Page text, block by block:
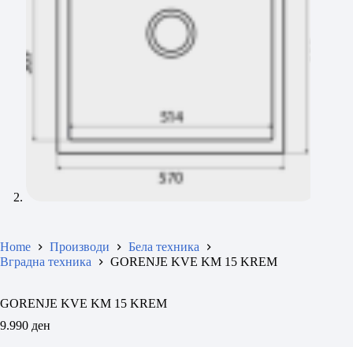
Home Производи
Бела техника
Вградна техника
GORENJE KVE KM 15 KREM
GORENJE KVE KM 15 KREM
9.990 ден